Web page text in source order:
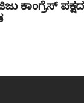
ಕಾಂಗ್ರೆಸ್ ಪಕ್ಷದ